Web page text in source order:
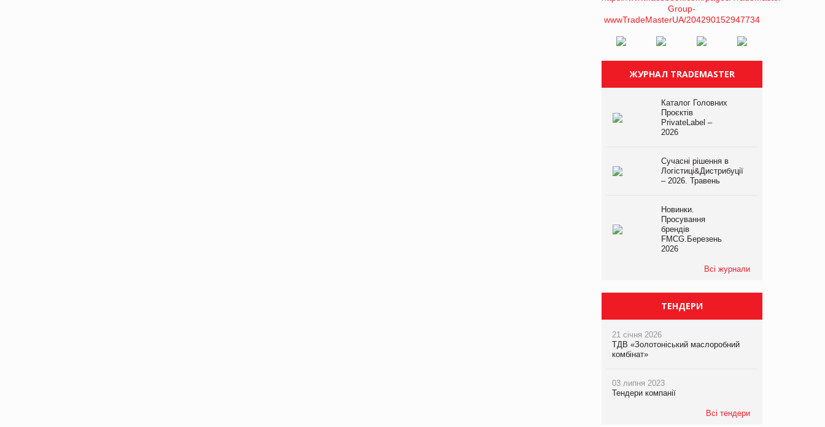
ЖУРНАЛ TRADEMASTER
Каталог Головних
Проєктів
PrivateLabel –
2026
Сучасні рішення в
Логістиці&Дистрибуції
– 2026. Травень
Новинки.
Просування
брендів
FMCG.Березень
2026
Всі журнали
ТЕНДЕРИ
21 січня 2026
ТДВ «Золотоніський маслоробний
комбінат»
03 липня 2023
Тендери компанії
Всі тендери